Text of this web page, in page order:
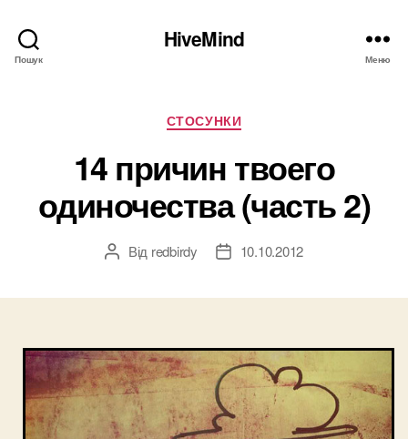
Пошук
HiveMind
Меню
Категорії
СТОСУНКИ
14 причин твоего
одиночества (часть 2)
Автор
Від redbirdy
Дата10.10.2012